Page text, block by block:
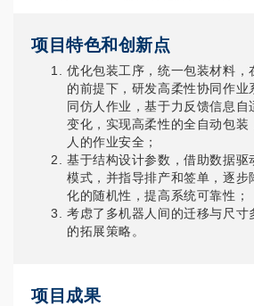
项目特色和创新点
优化包装工序，统一包装材料，
的前提下，研发高柔性协同作业
同仿人作业，基于力反馈信息
变化，实现高柔性的全自动包装
人的作业安全；
基于结构设计参数，借助数据驱
模式，并指导排产和签单，逐步
化的随机性，提高系统可靠性；
考虑了多机器人间的迁移与尺寸
的拓展策略。
项目成果